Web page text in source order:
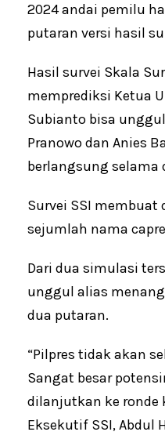
2024 andai pemilu
putaran versi hasil
Hasil survei Skala
memprediksi Ketua
Subianto bisa
Pranowo dan Anies
berlangsung selama
Survei SSI membuat
sejumlah nama
Dari dua simulasi
unggul alias
dua putaran.
“Pilpres tidak akan
Sangat besar
dilanjutkan ke ronde
Eksekutif SSI, Abdul